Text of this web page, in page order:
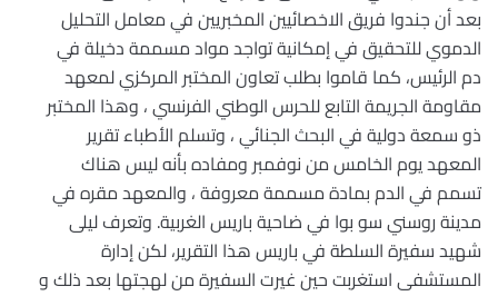
بعد أن جندوا فريق الاخصائيين المخبريين في معامل التحليل
الدموي للتحقيق في إمكانية تواجد مواد مسممة دخيلة في
دم الرئيس، كما قاموا بطلب تعاون المختبر المركزي لمعهد
مقاومة الجريمة التابع للحرس الوطني الفرنسي ، وهذا المختبر
ذو سمعة دولية في البحث الجنائي ، وتسلم الأطباء تقرير
المعهد يوم الخامس من نوفمبر ومفاده بأنه ليس هناك
تسمم في الدم بمادة مسممة معروفة ، والمعهد مقره في
مدينة روسني سو بوا في ضاحية باريس الغربية. وتعرف ليلى
شهيد سفيرة السلطة في باريس هذا التقرير، لكن إدارة
المستشفى استغربت حين غيرت السفيرة من لهجتها بعد ذلك و